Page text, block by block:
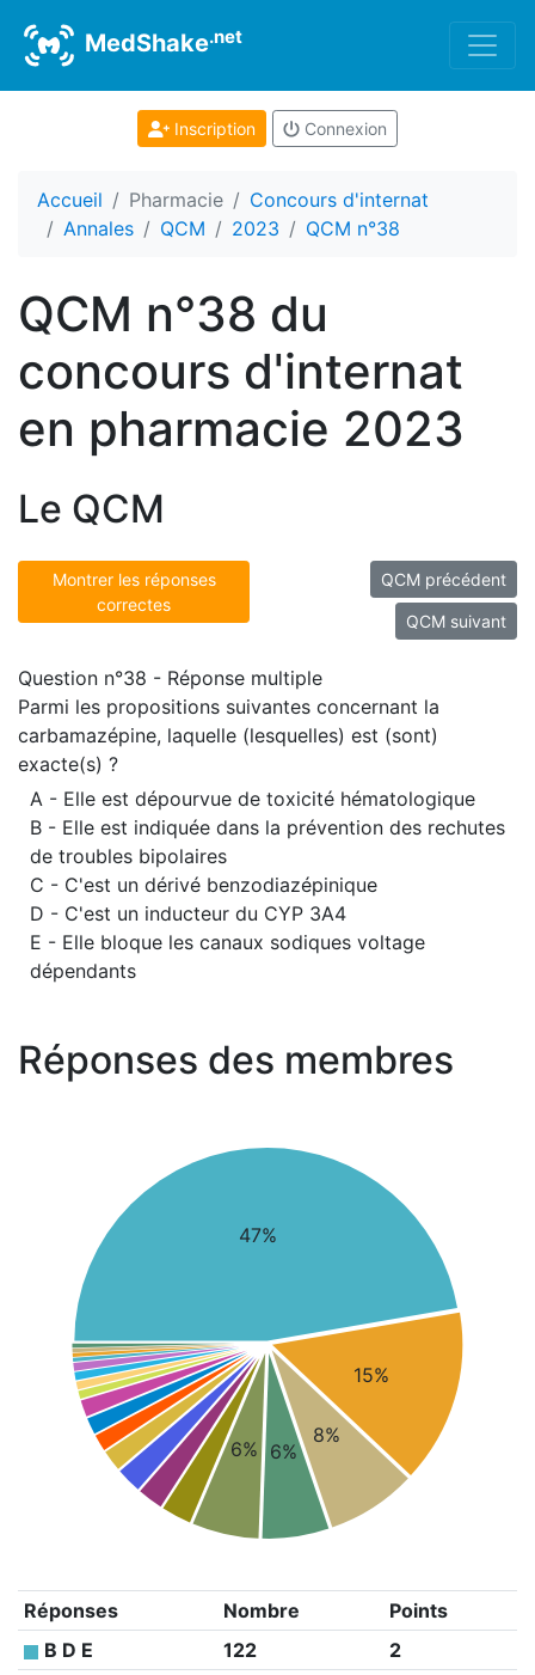
MedShake.net
Inscription Connexion
Accueil Pharmacie
Concours d'internat
Annales
QCM 2023 QCM n°38
QCM n°38 du
concours d'internat
en pharmacie 2023
Le QCM
Montrer les réponses
correctes
QCM précédent
QCM suivant
Question n°38 - Réponse multiple
Parmi les propositions suivantes concernant la
carbamazépine, laquelle (lesquelles) est (sont)
exacte(s) ?
A - Elle est dépourvue de toxicité hématologique
B - Elle est indiquée dans la prévention des rechutes
de troubles bipolaires
C - C'est un dérivé benzodiazépinique
D - C'est un inducteur du CYP 3A4
E - Elle bloque les canaux sodiques voltage
dépendants
Réponses des membres
47%
15%
8%
6%
6%
Réponses Nombre
Points
B D E
122
2